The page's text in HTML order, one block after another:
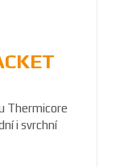
Thermicore
i svrchní